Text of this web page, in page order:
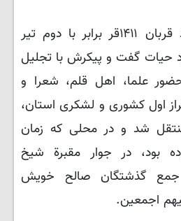
استاد هاشمی در عید قربان ۱۴۱۱قر برابر با دوم تیر
حیات گفت و پیکرش با تجلیل
علما، اهل قلم، شعرا و
اول کشوری و لشکری استان،
شد و در محلی که زمان
بود، در جوار مقبرة شیخ
گذشتگان صالح خویش
اجمعین.